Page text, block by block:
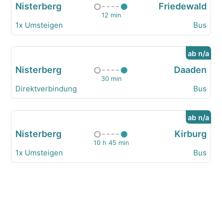
Nisterberg
12 min
Friedewald
1x Umsteigen Bus
ab n/a
Nisterberg
30 min
Daaden
Direktverbindung Bus
ab n/a
Nisterberg
10 h 45 min
Kirburg
1x Umsteigen Bus